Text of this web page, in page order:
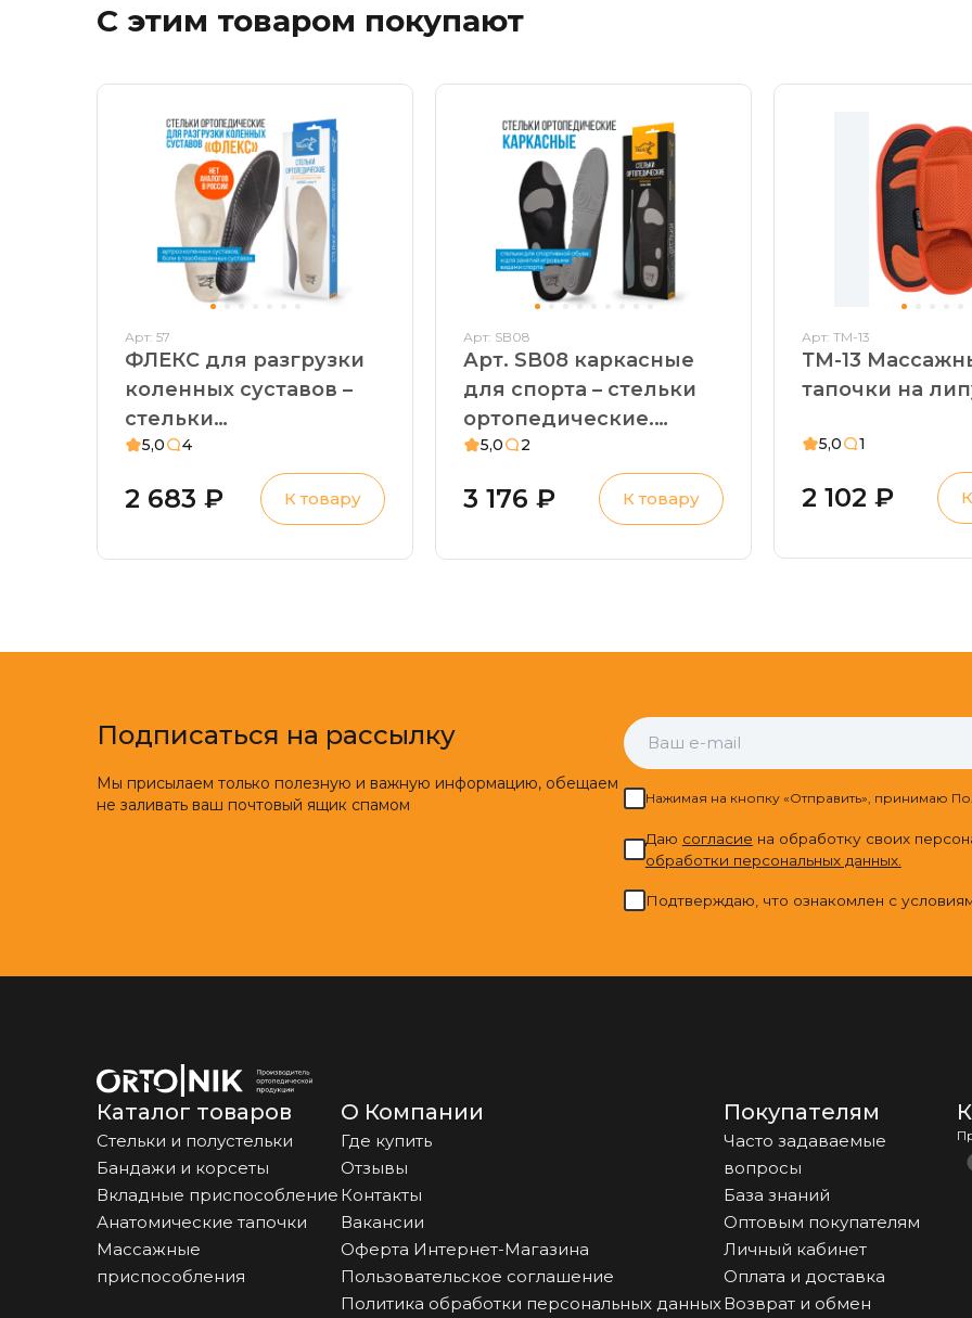
С этим товаром покупают
Арт: 57
ФЛЕКС для разгрузки
коленных суставов –
стельки
ортопедические.
сустава, боли в
установка стопы,
5,0 4
2 683 ₽ К товару
Арт: SB08
Арт. SB08 каркасные
для спорта – стельки
ортопедические.
Повышенные
плоскостопие,
5,0 2
3 176 ₽ К товару
Арт: ТМ-13
ТМ-13
тапочки на
5,0 1
2 102 ₽
Подписаться на рассылку
Мы присылаем только полезную и важную информацию, обещаем
не заливать ваш почтовый ящик спамом
Нажимая на кнопку «Отправить», принимаю
Даю cогласие на обработку своих
обработки персональных данных.
Подтверждаю, что ознакомлен с
Каталог товаров
Стельки и полустельки
Бандажи и корсеты
Вкладные приспособление
Анатомические тапочки
Массажные
приспособления
О Компании
Где купить
Отзывы
Контакты
Вакансии
Оферта Интернет-Магазина
Пользовательское соглашение
Политика обработки персональных данных
Покупателям
Часто задаваемые
вопросы
База знаний
Оптовым покупателям
Личный кабинет
Оплата и доставка
Возврат и обмен